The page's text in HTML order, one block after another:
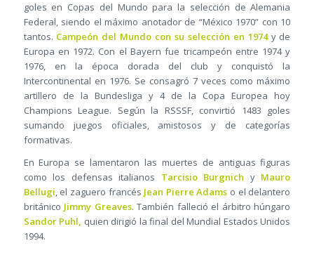
goles en Copas del Mundo para la selección de Alemania
Federal, siendo el máximo anotador de “México 1970” con 10
tantos. Campeón del Mundo con su selección en 1974y de
Europa en 1972. Con el Bayern fue tricampeón entre 1974 y
1976, en la época dorada del club y conquistó la
Intercontinental en 1976. Se consagró 7 veces como máximo
artillero de la Bundesliga y 4 de la Copa Europea hoy
Champions League. Según la RSSSF, convirtió 1483 goles
sumando juegos oficiales, amistosos y de categorías
formativas.
En Europa se lamentaron las muertes de antiguas figuras
como los defensas italianos Tarcisio Burgnich y Mauro
Bellugi, el zaguero francés Jean Pierre Adams o el delantero
británico Jimmy Greaves. También falleció el árbitro húngaro
Sandor Puhl, quien dirigió la final del Mundial Estados Unidos
1994.